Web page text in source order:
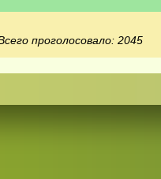
проголосовало: 2045